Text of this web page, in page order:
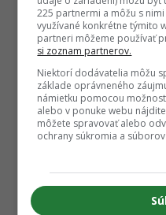
225 partnermi a môžu s
využívané konkrétne týmito
partneri môžeme používať
si zoznam partnerov.
Niektorí dodávatelia môžu
základe oprávneného
námietku pomocou
alebo v ponuke webu
môžete spravovať alebo
ochrany súkromia a